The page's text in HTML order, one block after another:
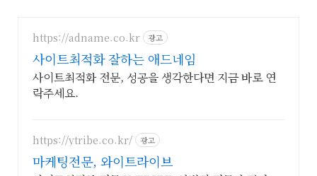
https://adname.co.kr 광고
사이트최적화 잘하는 애드네임
사이트최적화 전문, 성공을 생각한다면 지금 바로 연
락주세요.
https://ytribe.co.kr/ 광고
마케팅전문, 와이트라이브